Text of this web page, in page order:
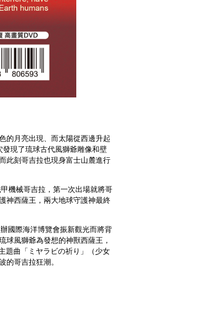
的月亮出現、而太陽從西邊升起
現了琉球古代風獅爺雕像和壁
此刻哥吉拉也現身富士山麓進行
機械哥吉拉，第一次出場就將哥
神西薩王，兩大地球守護神最終
國際海洋博覽會振新觀光而將背
球風獅爺為發想的神獸西薩王，
題曲「ミヤラビの祈り」（少女
哥吉拉狂潮。